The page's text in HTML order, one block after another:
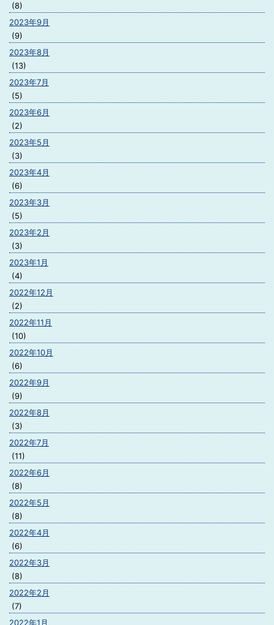
(8)
2023年9月
(9)
2023年8月
(13)
2023年7月
(5)
2023年6月
(2)
2023年5月
(3)
2023年4月
(6)
2023年3月
(5)
2023年2月
(3)
2023年1月
(4)
2022年12月
(2)
2022年11月
(10)
2022年10月
(6)
2022年9月
(9)
2022年8月
(3)
2022年7月
(11)
2022年6月
(8)
2022年5月
(8)
2022年4月
(6)
2022年3月
(8)
2022年2月
(7)
2022年1月